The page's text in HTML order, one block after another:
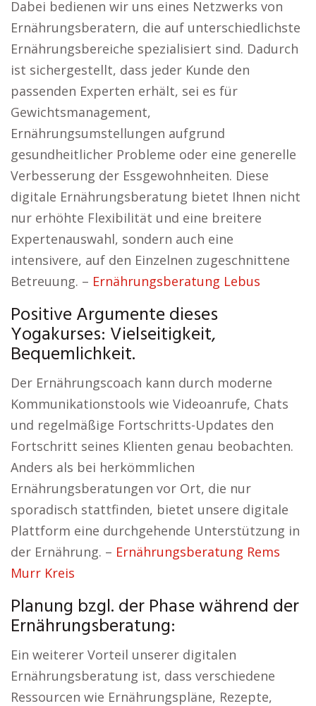
Dabei bedienen wir uns eines Netzwerks von
Ernährungsberatern, die auf unterschiedlichste
Ernährungsbereiche spezialisiert sind. Dadurch
ist sichergestellt, dass jeder Kunde den
passenden Experten erhält, sei es für
Gewichtsmanagement,
Ernährungsumstellungen aufgrund
gesundheitlicher Probleme oder eine generelle
Verbesserung der Essgewohnheiten. Diese
digitale Ernährungsberatung bietet Ihnen nicht
nur erhöhte Flexibilität und eine breitere
Expertenauswahl, sondern auch eine
intensivere, auf den Einzelnen zugeschnittene
Betreuung. – Ernährungsberatung Lebus
Positive Argumente dieses
Yogakurses: Vielseitigkeit,
Bequemlichkeit.
Der Ernährungscoach kann durch moderne
Kommunikationstools wie Videoanrufe, Chats
und regelmäßige Fortschritts-Updates den
Fortschritt seines Klienten genau beobachten.
Anders als bei herkömmlichen
Ernährungsberatungen vor Ort, die nur
sporadisch stattfinden, bietet unsere digitale
Plattform eine durchgehende Unterstützung in
der Ernährung. – Ernährungsberatung Rems
Murr Kreis
Planung bzgl. der Phase während der
Ernährungsberatung:
Ein weiterer Vorteil unserer digitalen
Ernährungsberatung ist, dass verschiedene
Ressourcen wie Ernährungspläne, Rezepte,